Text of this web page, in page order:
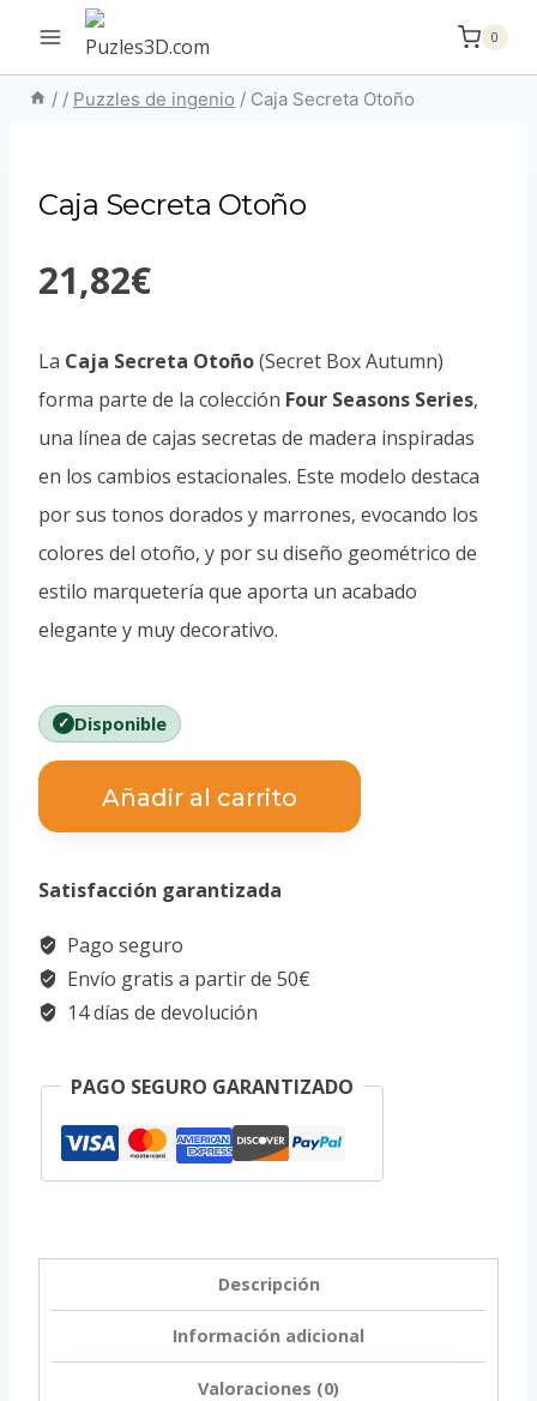
contenido
0
/ / Puzzles de ingenio / Caja Secreta Otoño
Caja Secreta Otoño
21,82€
La Caja Secreta Otoño(Secret Box Autumn)
forma parte de la colección Four Seasons Series,
una línea de cajas secretas de madera inspiradas
en los cambios estacionales. Este modelo destaca
por sus tonos dorados y marrones, evocando los
colores del otoño, y por su diseño geométrico de
estilo marquetería que aporta un acabado
elegante y muy decorativo.
Disponible
Caja
Secreta
cantidad
Añadir al carrito
Satisfacción garantizada
Pago seguro
Envío gratis a partir de 50€
14 días de devolución
PAGO SEGURO GARANTIZADO
Descripción
Información adicional
Valoraciones (0)